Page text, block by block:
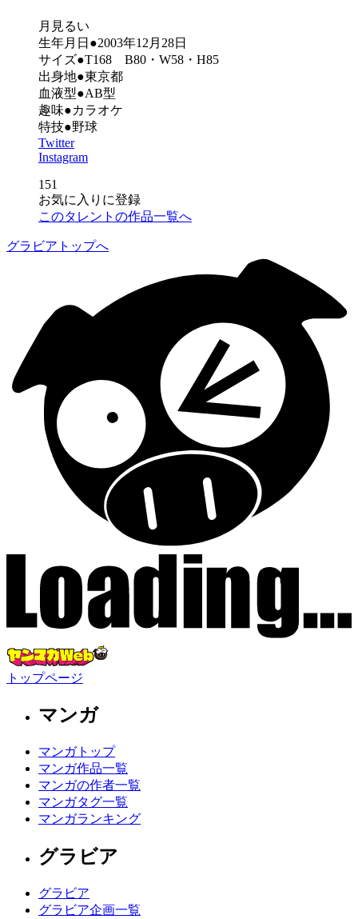
月見るい
生年月日●2003年12月28日
サイズ●T168 B80・W58・H85
出身地●東京都
血液型●AB型
趣味●カラオケ
特技●野球
Twitter
Instagram
151
お気に入りに登録
このタレントの作品一覧へ
グラビアトップへ
トップページ
マンガ
マンガトップ
マンガ作品一覧
マンガの作者一覧
マンガタグ一覧
マンガランキング
グラビア
グラビア
グラビア企画一覧